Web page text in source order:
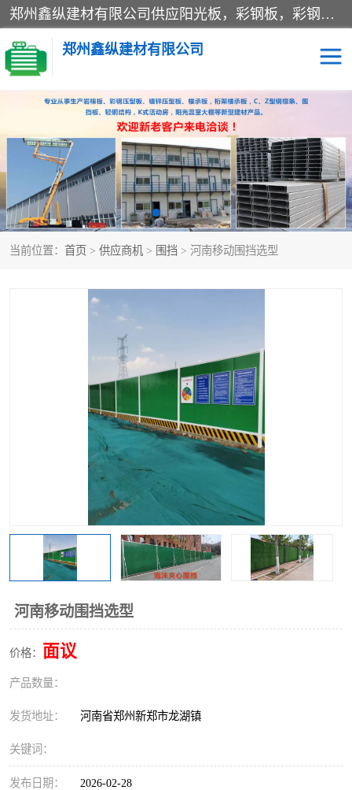
郑州鑫纵建材有限公司供应阳光板，彩钢板，彩钢钢构工程是一家集生产销售租赁安装于一体的企业，主要生产PC采光板，耐力板，仿古琉璃采光板，岩棉板、彩钢压型板、镀锌压型板、桁架楼承板，C、Z型钢檩条、围挡板、轻钢结构，阳光温室大棚等新型建材产品。公司旗下有多台移动式高空压瓦机租赁，承接全国各地业务，专业对外租赁各种型号压瓦机。
郑州鑫纵建材有限公司
当前位置： 首页 > 供应商机 > 围挡 > 河南移动围挡选型
河南移动围挡选型
价格： 面议
产品数量：
发货地址： 河南省郑州新郑市龙湖镇
关键词：
发布日期： 2026-02-28
高空瓦机租赁 ASA合成树脂仿古瓦
CZ型钢 FRP采光板
PC多层板 PC耐力板
建筑围挡 楼层板
压型彩钢板
彩钢板
生产加工单板复合围挡 市